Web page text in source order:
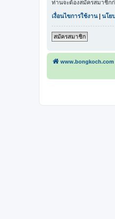
ท่านจะต้องสมัครสมาชิก
เงื่อนไขการใช้งาน| นโย
สมัครสมาชิก
www.bongkoch.com